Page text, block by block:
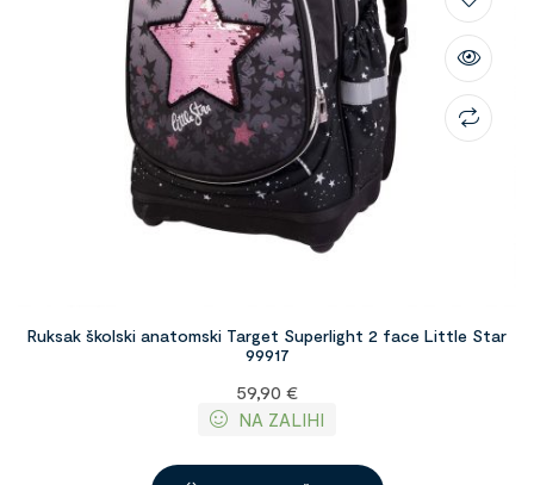
Ruksak školski anatomski Target Superlight 2 face Little Star
99917
59,90 €
NA ZALIHI